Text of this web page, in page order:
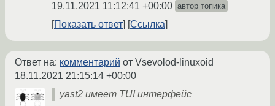
19.11.2021 11:12:41 +00:00 автор топика
Показать ответ Ссылка
Ответ на: комментарий от Vsevolod-linuxoid
18.11.2021 21:15:14 +00:00
yast2 имеет TUI интерфейс